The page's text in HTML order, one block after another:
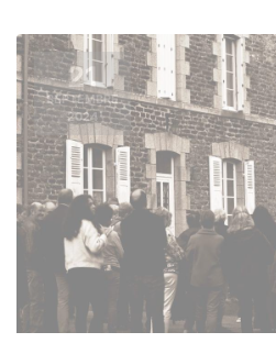
21
SEPTEMBRE
2024